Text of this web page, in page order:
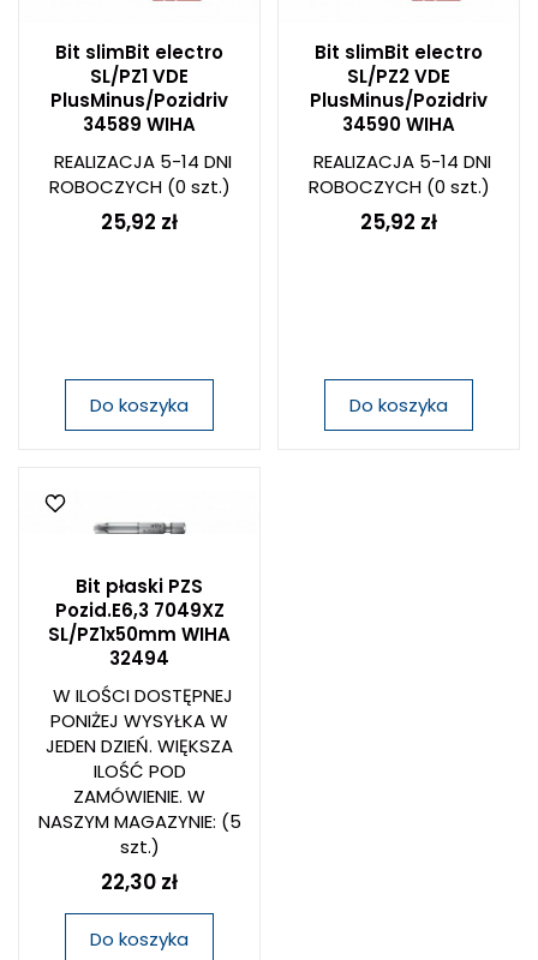
Bit slimBit electro
SL/PZ1 VDE
PlusMinus/Pozidriv
34589 WIHA
REALIZACJA 5-14 DNI
ROBOCZYCH(0 szt.)
25,92 zł
Do koszyka
Bit slimBit electro
SL/PZ2 VDE
PlusMinus/Pozidriv
34590 WIHA
REALIZACJA 5-14 DNI
ROBOCZYCH(0 szt.)
25,92 zł
Do koszyka
Bit płaski PZS
Pozid.E6,3 7049XZ
SL/PZ1x50mm WIHA
32494
W ILOŚCI DOSTĘPNEJ
PONIŻEJ WYSYŁKA W
JEDEN DZIEŃ. WIĘKSZA
ILOŚĆ POD
ZAMÓWIENIE. W
NASZYM MAGAZYNIE: (5
szt.)
22,30 zł
Do koszyka